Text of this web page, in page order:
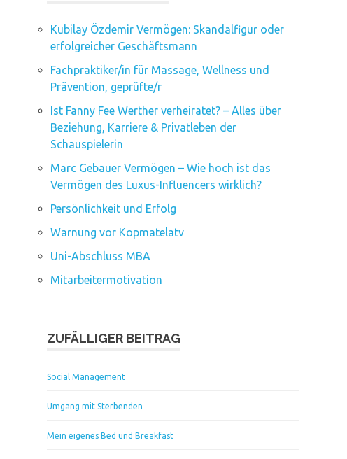
Kubilay Özdemir Vermögen: Skandalfigur oder
erfolgreicher Geschäftsmann
Fachpraktiker/in für Massage, Wellness und
Prävention, geprüfte/r
Ist Fanny Fee Werther verheiratet? – Alles über
Beziehung, Karriere & Privatleben der
Schauspielerin
Marc Gebauer Vermögen – Wie hoch ist das
Vermögen des Luxus-Influencers wirklich?
Persönlichkeit und Erfolg
Warnung vor Kopmatelatv
Uni-Abschluss MBA
Mitarbeitermotivation
ZUFÄLLIGER BEITRAG
Social Management
Umgang mit Sterbenden
Mein eigenes Bed und Breakfast